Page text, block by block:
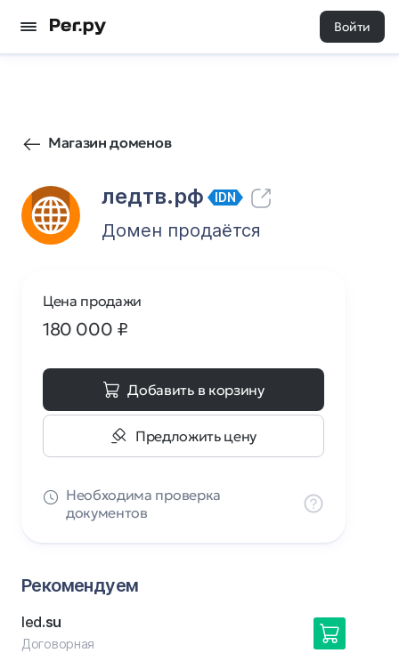
Войти
Магазин доменов
ледтв.рф IDN
139 0
Домен продаётся
Цена продажи
180 000 ₽
Добавить в корзину
Предложить цену
Необходима проверка
документов
Рекомендуем
led.su
Договорная